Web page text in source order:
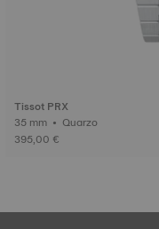
Tissot PRX
35 mm • Quarzo
395,00 €